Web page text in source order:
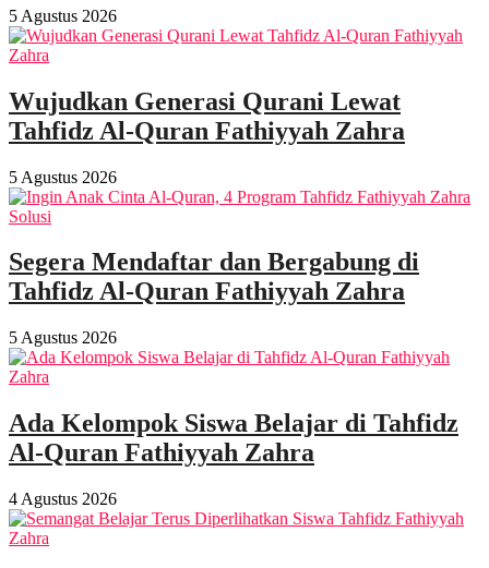
5 Agustus 2026
Wujudkan Generasi Qurani Lewat
Tahfidz Al-Quran Fathiyyah Zahra
5 Agustus 2026
Segera Mendaftar dan Bergabung di
Tahfidz Al-Quran Fathiyyah Zahra
5 Agustus 2026
Ada Kelompok Siswa Belajar di Tahfidz
Al-Quran Fathiyyah Zahra
4 Agustus 2026